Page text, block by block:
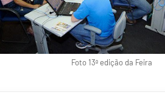
Foto 13ª edição da Feira